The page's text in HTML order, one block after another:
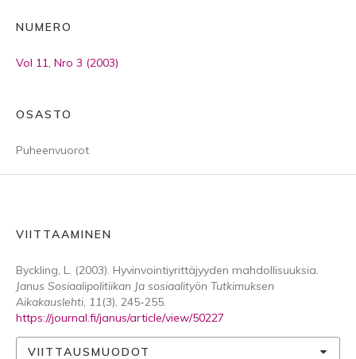
NUMERO
Vol 11, Nro 3 (2003)
OSASTO
Puheenvuorot
VIITTAAMINEN
Byckling, L. (2003). Hyvinvointiyrittäjyyden mahdollisuuksia.
Janus Sosiaalipolitiikan Ja sosiaalityön Tutkimuksen
Aikakauslehti, 11(3), 245-255.
https://journal.fi/janus/article/view/50227
VIITTAUSMUODOT